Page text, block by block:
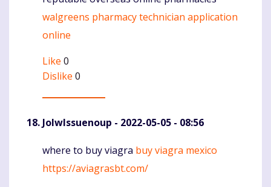
walgreens pharmacy technician application
online
Like 0
Dislike 0
JolwIssuenoup - 2022-05-05 - 08:56
Komentaras
where to buy viagra buy viagra mexico
https://aviagrasbt.com/